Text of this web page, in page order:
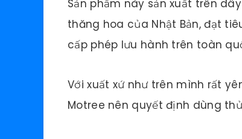
Sản phẩm này sản xuất trên
thăng hoa của Nhật Bản, đạt
cấp phép lưu hành trên toàn
Với xuất xứ như trên mình rất
Motree nên quyết định dùng